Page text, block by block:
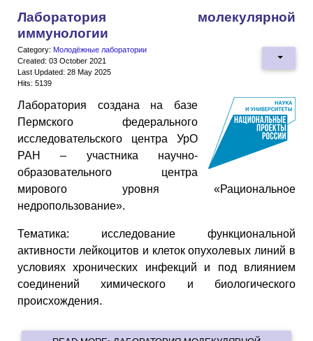
Лаборатория молекулярной
иммунологии
Category: Молодёжные лаборатории
Created: 03 October 2021
Last Updated: 28 May 2025
Hits: 5139
Лаборатория создана на базе
Пермского федерального
исследовательского центра УрО
РАН – участника научно-
образовательного центра
мирового уровня «Рациональное
недропользование».
Тематика: исследование функциональной
активности лейкоцитов и клеток опухолевых линий в
условиях хронических инфекций и под влиянием
соединений химического и биологического
происхождения.